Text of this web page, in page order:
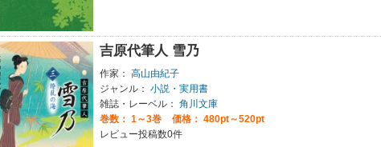
吉原代筆人 雪乃
作家： 高山由紀子
ジャンル： 小説・実用書
雑誌・レーベル： 角川文庫
巻数： 1～3巻
価格： 480pt～520pt
レビュー投稿数0件